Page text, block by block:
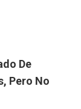
De
Pero No